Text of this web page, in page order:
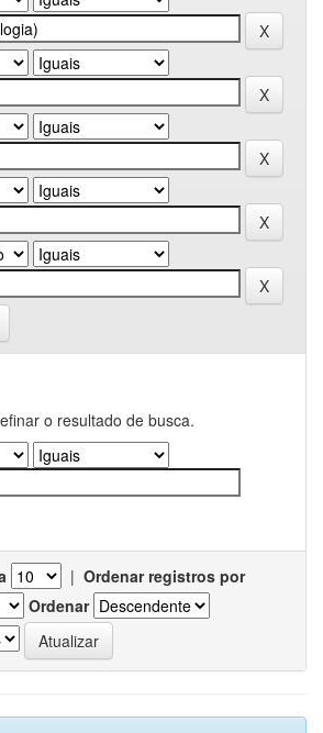
o resultado de busca.
| Ordenar registros por
Ordenar